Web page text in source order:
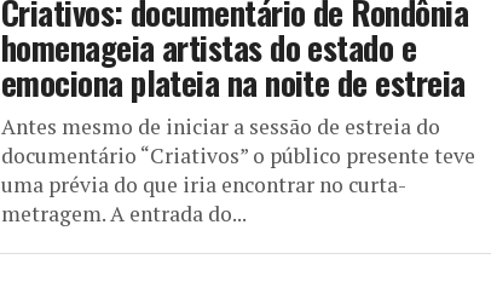
Criativos: documentário de Rondônia
homenageia artistas do estado e
emociona plateia na noite de estreia
Antes mesmo de iniciar a sessão de estreia do
documentário “Criativos” o público presente teve
uma prévia do que iria encontrar no curta-
metragem. A entrada do...